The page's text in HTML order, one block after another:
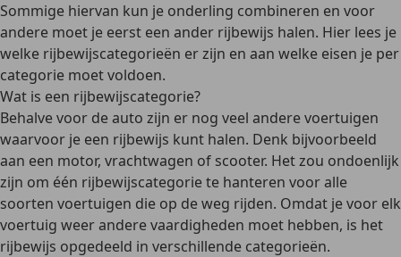
Sommige hiervan kun je onderling combineren en voor
andere moet je eerst een ander rijbewijs halen. Hier lees je
welke rijbewijscategorieën er zijn en aan welke eisen je per
categorie moet voldoen.
Wat is een rijbewijscategorie?
Behalve voor de auto zijn er nog veel andere voertuigen
waarvoor je een rijbewijs kunt halen. Denk bijvoorbeeld
aan een motor, vrachtwagen of scooter. Het zou ondoenlijk
zijn om één rijbewijscategorie te hanteren voor alle
soorten voertuigen die op de weg rijden. Omdat je voor elk
voertuig weer andere vaardigheden moet hebben, is het
rijbewijs opgedeeld in verschillende categorieën.